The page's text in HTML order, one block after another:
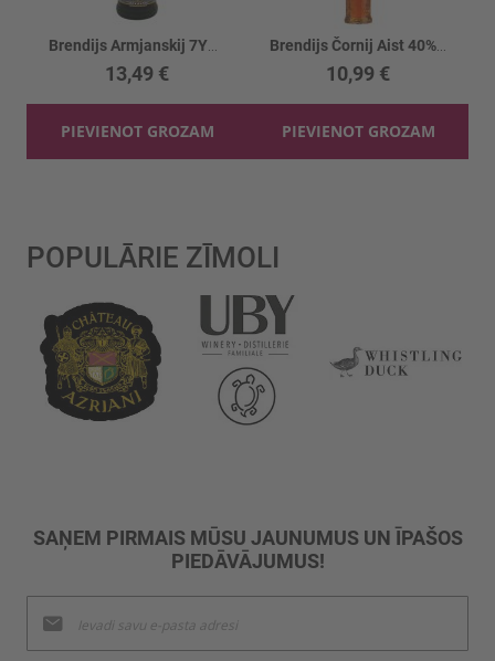
13,49 €
PIEVIENOT GROZAM
10,99 €
PIEVIENOT GROZAM
POPULĀRIE ZĪMOLI
SAŅEM PIRMAIS MŪSU JAUNUMUS UN ĪPAŠOS
PIEDĀVĀJUMUS!
jaunumu
saņemšanai: